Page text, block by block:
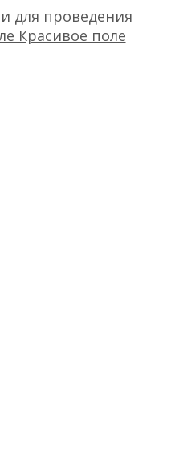
для проведения
Красивое поле